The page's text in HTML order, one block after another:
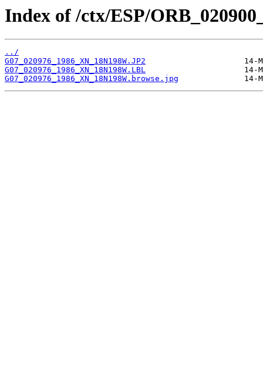
Index of /ctx/ESP/
../
G07_020976_1986_XN_18N198W.JP2
G07_020976_1986_XN_18N198W.LBL
G07_020976_1986_XN_18N198W.browse.jpg